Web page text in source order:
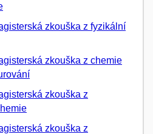
zkouška z fyzikální
zkouška z chemie
zkouška z
zkouška z